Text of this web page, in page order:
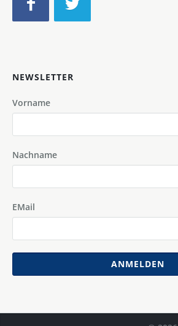
NEWSLETTER
Vorname
Nachname
EMail
ANMELDEN